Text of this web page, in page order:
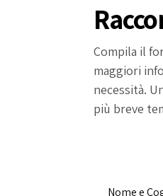
Compila il
maggiori
necessità.
più breve